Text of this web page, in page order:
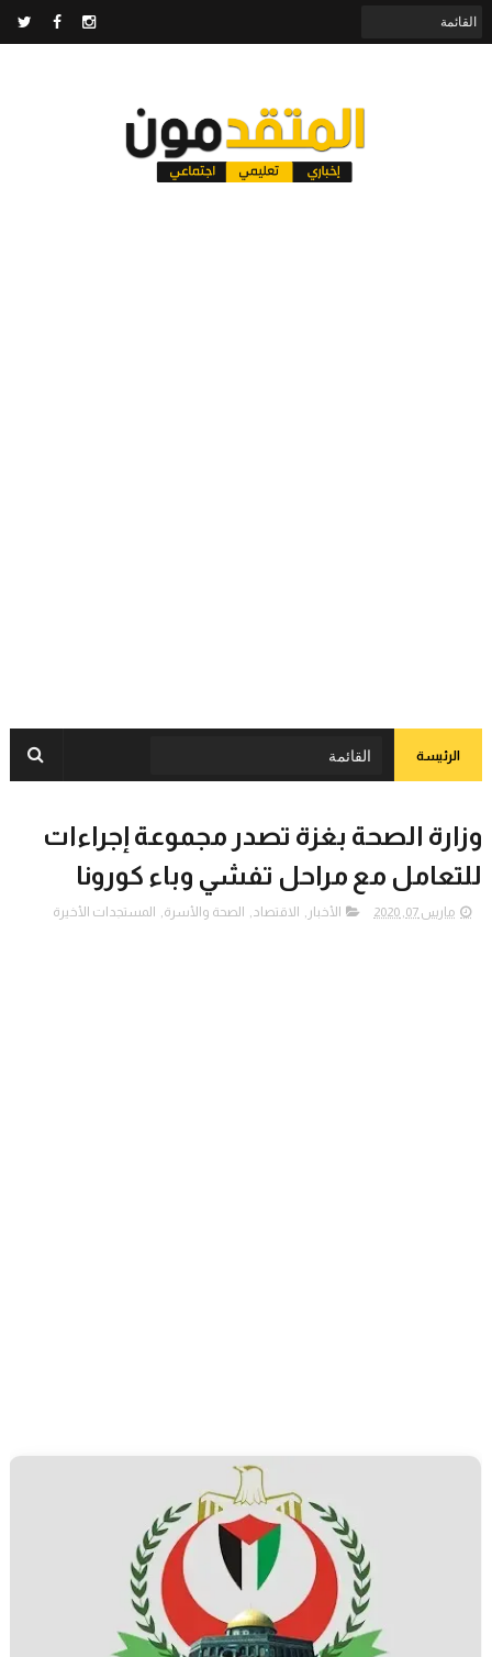
الرئيسة
وزارة الصحة بغزة تصدر مجموعة إجراءات
للتعامل مع مراحل تفشي وباء كورونا
مارس 07, 2020 الأخبار , الاقتصاد, الصحة والأسرة, المستجدات الأخيرة